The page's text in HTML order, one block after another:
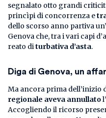
segnalato otto grandi
princìpi di concorrenza e
dello scorso anno partiva
Genova che, tra i vari capi
reato di turbativa d’asta.
Diga di Genova, un
Ma ancora prima dell’inizio
regionale aveva annullato
Accogliendo il ricorso